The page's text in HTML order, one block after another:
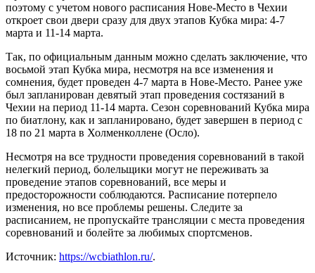
поэтому с учетом нового расписания Нове-Место в Чехии
откроет свои двери сразу для двух этапов Кубка мира: 4-7
марта и 11-14 марта.
Так, по официальным данным можно сделать заключение, что
восьмой этап Кубка мира, несмотря на все изменения и
сомнения, будет проведен 4-7 марта в Нове-Место. Ранее уже
был запланирован девятый этап проведения состязаний в
Чехии на период 11-14 марта. Сезон соревнований Кубка мира
по биатлону, как и запланировано, будет завершен в период с
18 по 21 марта в Холменколлене (Осло).
Несмотря на все трудности проведения соревнований в такой
нелегкий период, болельщики могут не переживать за
проведение этапов соревнований, все меры и
предосторожности соблюдаются. Расписание потерпело
изменения, но все проблемы решены. Следите за
расписанием, не пропускайте трансляции с места проведения
соревнований и болейте за любимых спортсменов.
Источник: https://wcbiathlon.ru/.